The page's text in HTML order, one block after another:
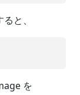
と、
を